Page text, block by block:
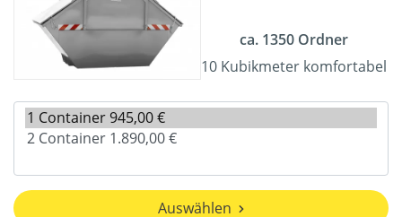
ca. 1350 Ordner
10 Kubikmeter komfortabel
Auswählen